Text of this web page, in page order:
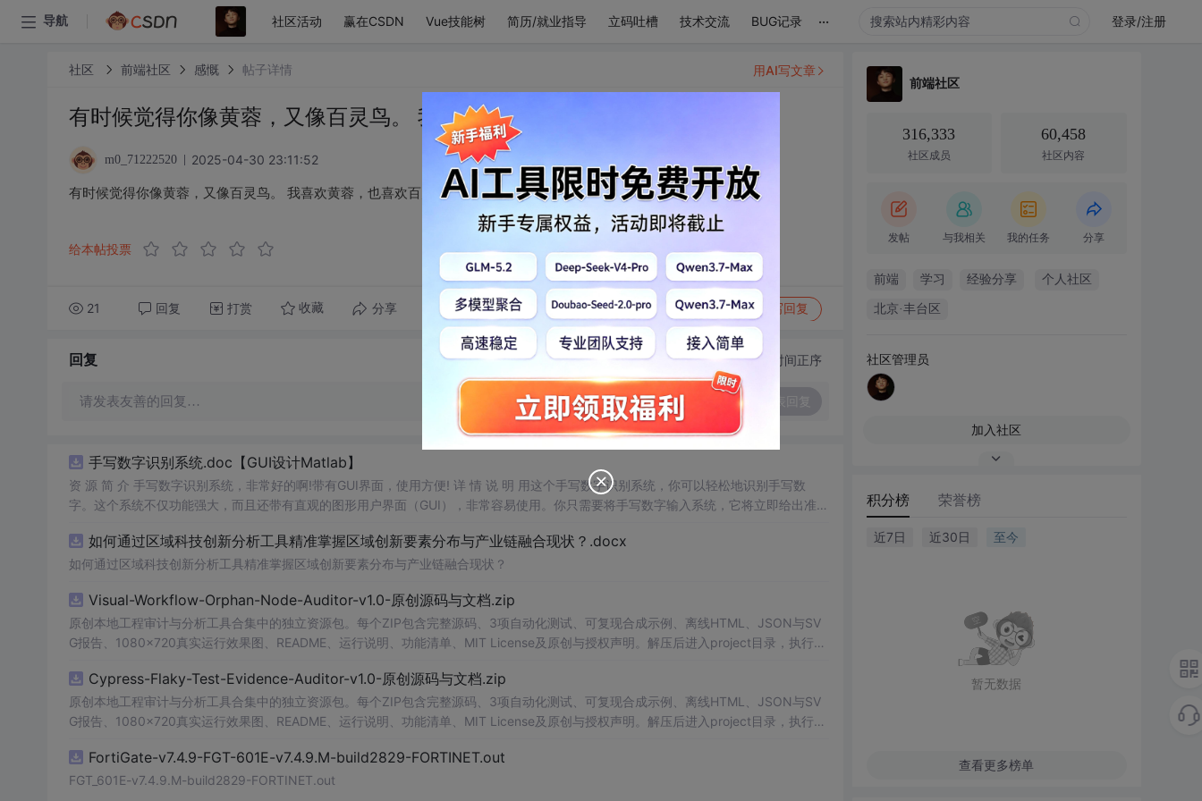
导航 社区活动 赢在CSDN Vue技能树 简历/就业指导 立码吐槽 技术交流 BUG记录 ... 登录/注册
社区 前端社区 感慨 帖子详情
有时候觉得你像黄蓉，又像百灵鸟。 我喜欢黄蓉，也喜欢百灵鸟。
m0_71222520 2025-04-30 23:11:52
有时候觉得你像黄蓉，又像百灵鸟。 我喜欢黄蓉，也喜欢百灵鸟。
给本帖投票
21 回复 打赏 收藏 分享 转发到动态 举报 写回复
用AI写文章
回复 切换为时间正序
请发表友善的回复…
手写数字识别系统.doc【GUI设计Matlab】
资 源 简 介 手写数字识别系统，非常好的啊!带有GUI界面，使用方便! 详 情 说 明 用这个手写数字识别系统，你可以轻松地识别手写数
字。这个系统不仅功能强大，而且还带有直观的图形用户界面（GUI），非常容易使用。你只需要将手写数字输入系统，它将立即给出准确
便和实用的工具，你一定会喜欢它的！
如何通过区域科技创新分析工具精准掌握区域创新要素分布与产业链融合现状？.docx
如何通过区域科技创新分析工具精准掌握区域创新要素分布与产业链融合现状？
Visual-Workflow-Orphan-Node-Auditor-v1.0-原创源码与文档.zip
原创本地工程审计与分析工具合集中的独立资源包。每个ZIP包含完整源码、3项自动化测试、可复现合成示例、离线HTML、JSON与SV
G报告、1080×720真实运行效果图、README、运行说明、功能清单、MIT License及原创与授权声明。解压后进入project目录，执行np
源码、Logo、官方截图、论文、生产日志或其他受限素材。适合前端开发、AI应用工程、测试审计和课程实践。
Cypress-Flaky-Test-Evidence-Auditor-v1.0-原创源码与文档.zip
原创本地工程审计与分析工具合集中的独立资源包。每个ZIP包含完整源码、3项自动化测试、可复现合成示例、离线HTML、JSON与SV
G报告、1080×720真实运行效果图、README、运行说明、功能清单、MIT License及原创与授权声明。解压后进入project目录，执行np
源码、Logo、官方截图、论文、生产日志或其他受限素材。适合前端开发、AI应用工程、测试审计和课程实践。
FortiGate-v7.4.9-FGT-601E-v7.4.9.M-build2829-FORTINET.out
FGT_601E-v7.4.9.M-build2829-FORTINET.out
前端社区
316,333
社区成员
60,458
社区内容
发帖 与我相关 我的任务 分享
前端 学习 经验分享 个人社区
北京·丰台区
社区管理员
加入社区
积分榜 荣誉榜
近7日 近30日 至今
暂无数据
查看更多榜单